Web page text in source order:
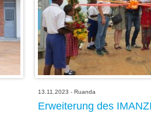
13.11.2023 - Ruanda
Erweiterung des